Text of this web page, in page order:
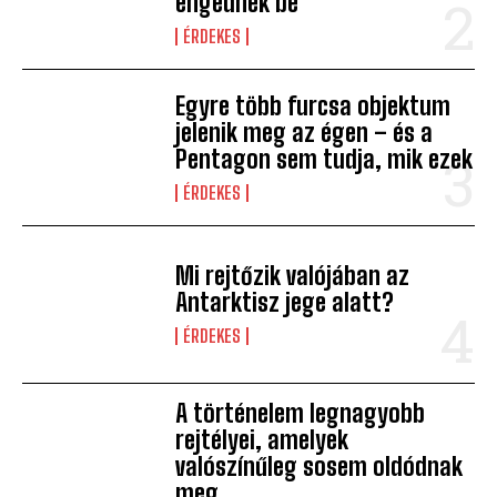
ÉRDEKES
Egyre több furcsa objektum
jelenik meg az égen – és a
Pentagon sem tudja, mik ezek
ÉRDEKES
Mi rejtőzik valójában az
Antarktisz jege alatt?
ÉRDEKES
A történelem legnagyobb
rejtélyei, amelyek
valószínűleg sosem oldódnak